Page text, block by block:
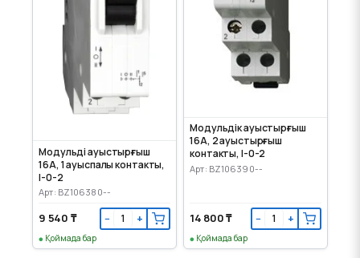
Модульді ауыстырғыш
16А, 1 ауыспалы контакты,
І-0-2
Арт: BZ106380--
9 540 ₸ − +
Қоймада бар
Модульдік ауыстырғыш
16А, 2 ауыстырғыш
контакты, І-0-2
Арт: BZ106390--
14 800 ₸ − +
Қоймада бар